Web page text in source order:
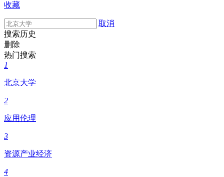
收藏
取消
搜索历史
删除
热门搜索
1
北京大学
2
应用伦理
3
资源产业经济
4